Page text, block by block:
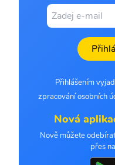
Přihlášením
zpracování osobních
Nová
Nově můžete
přes